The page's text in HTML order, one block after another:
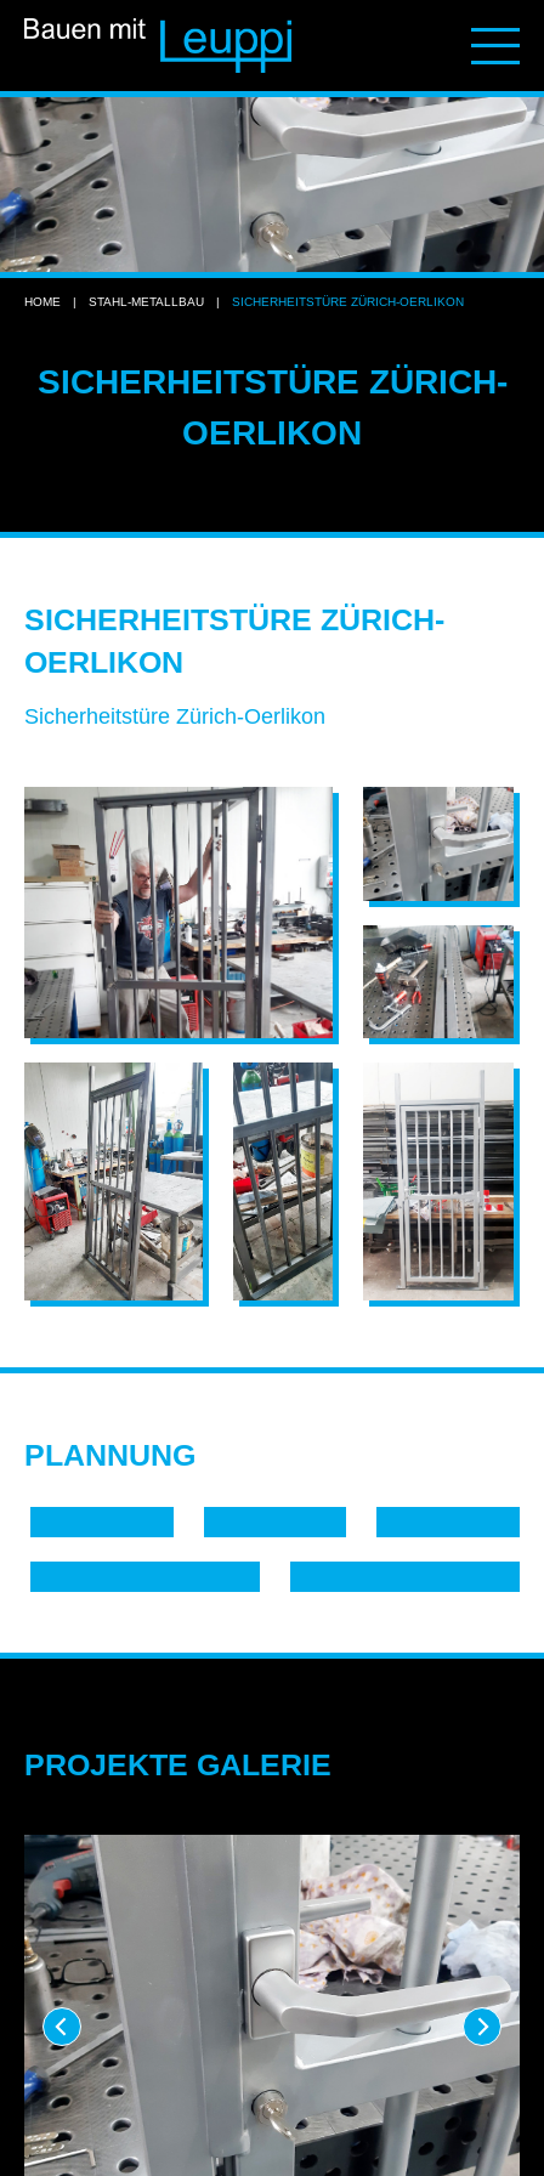
HOME | STAHL-METALLBAU | SICHERHEITSTÜRE ZÜRICH-OERLIKON
SICHERHEITSTÜRE ZÜRICH-
OERLIKON
SICHERHEITSTÜRE ZÜRICH-
OERLIKON
Sicherheitstüre Zürich-Oerlikon
PLANNUNG
PROJEKTE GALERIE